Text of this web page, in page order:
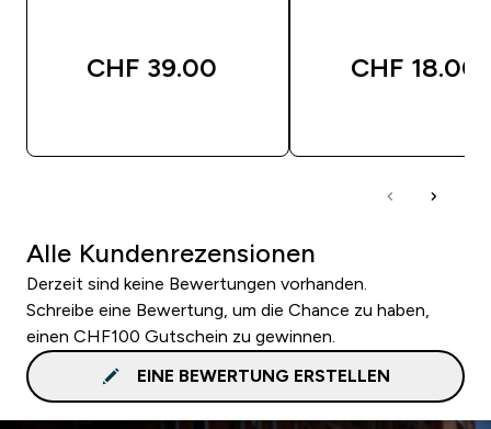
CHF 39.00‎ CHF 18.00‎
Alle Kundenrezensionen
Derzeit sind keine Bewertungen vorhanden.
Schreibe eine Bewertung, um die Chance zu haben,
einen CHF100 Gutschein zu gewinnen.
EINE BEWERTUNG ERSTELLEN